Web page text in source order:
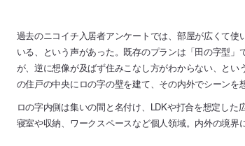
過去のニコイチ入居者アンケートでは、部屋が広くて
いる、という声があった。既存のプランは「田の字型
が、逆に想像が及ばず住みこなし方がわからない、と
の住戸の中央にロの字の壁を建て、その内外でシーンを
ロの字内側は集いの間と名付け、LDKや打合を想定し
寝室や収納、ワークスペースなど個人領域。内外の境界